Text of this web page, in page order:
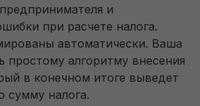
и
при расчете налога.
автоматически. Ваша
простому алгоритму внесения
в конечном итоге выведет
сумму налога.